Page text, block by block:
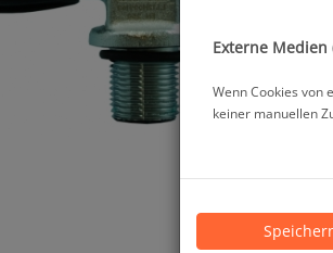
Externe Medien
Wenn Cookies von
keiner manuellen